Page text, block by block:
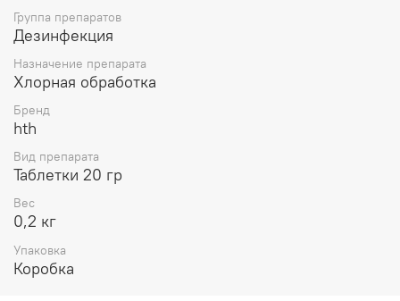
Группа препаратов
Дезинфекция
Назначение препарата
Хлорная обработка
Бренд
hth
Вид препарата
Таблетки 20 гр
Вес
0,2 кг
Упаковка
Коробка